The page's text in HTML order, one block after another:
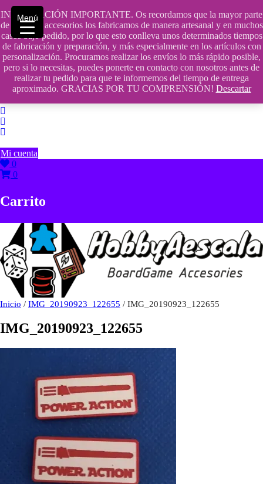
INFORMACIÓN IMPORTANTE. Os recordamos que la mayor parte
de nuestros accesorios los fabricamos de manera artesanal y en muchos
casos bajo pedido, por lo que esto conlleva unos determinados tiempos
de fabricación y preparación, y más especialmente en los artículos con
personalización. Procuramos realizar los envíos lo más rápido posible,
pero si lo necesitas, puedes ponerte en contacto con nosotros antes de
realizar tu pedido para que te informemos del tiempo de entrega
aproximado. GRACIAS POR TU COMPRENSIÓN! Descartar
Saltar
contenido
609241475 SOLO DE 10:00 a 14:00
info@hobbyaescala.com
San Fernando de Henares
10:00 - 14:00
Mi cuenta
0
0
Carrito
Inicio / IMG_20190923_122655 / IMG_20190923_122655
IMG_20190923_122655
Menú